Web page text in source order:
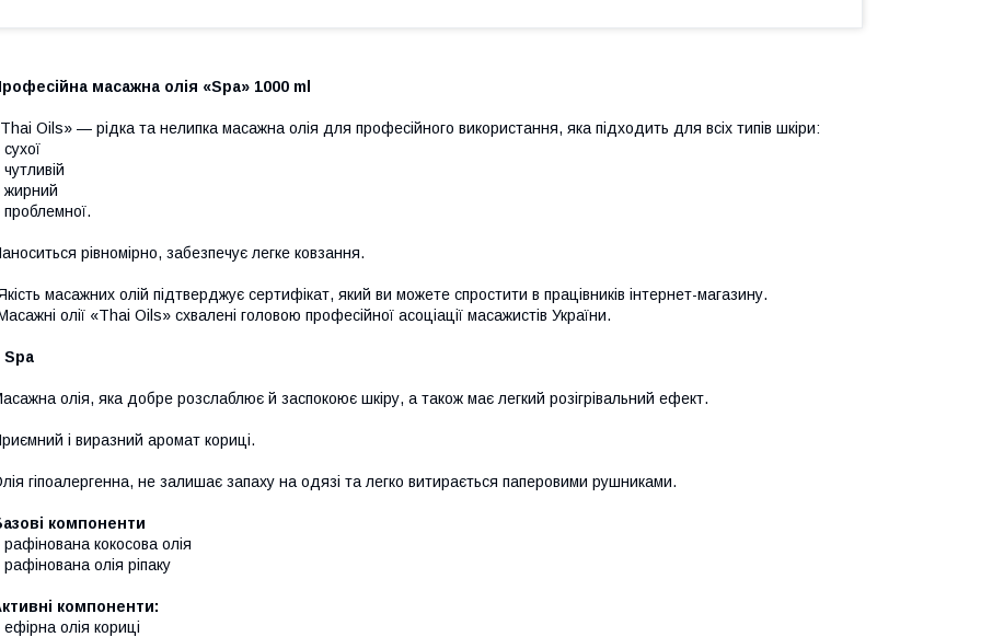
масажна олія «Spa» 1000 ml
Oils» — рідка та нелипка масажна олія для професійного використання, яка підходить для всіх типів шкіри:
сухої
чутливій
жирний
проблемної.
рівномірно, забезпечує легке ковзання.
масажних олій підтверджує сертифікат, який ви можете спростити в працівників інтернет-магазину.
олії «Thai Oils» схвалені головою професійної асоціації масажистів України.
Spa
олія, яка добре розслаблює й заспокоює шкіру, а також має легкий розігрівальний ефект.
і виразний аромат кориці.
гіпоалергенна, не залишає запаху на одязі та легко витирається паперовими рушниками.
компоненти
рафінована кокосова олія
рафінована олія ріпаку
компоненти:
ефірна олія кориці